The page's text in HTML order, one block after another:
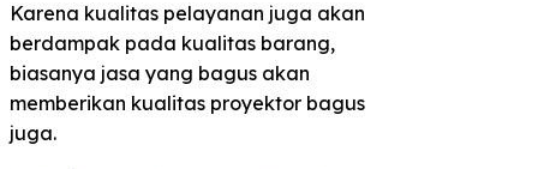
Karena kualitas pelayanan juga akan
berdampak pada kualitas barang,
biasanya jasa yang bagus akan
memberikan kualitas proyektor bagus
juga.